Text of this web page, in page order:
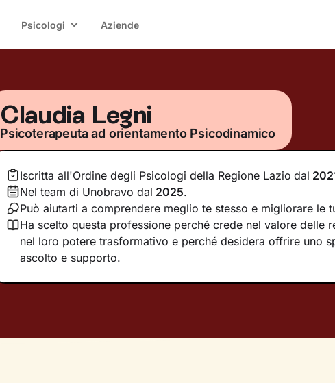
Psicologi Aziende
Claudia Legni
Psicoterapeuta ad orientamento Psicodinamico
Iscritta all'Ordine degli Psicologi della Regione Lazio dal
Nel team di Unobravo dal 2025.
Può aiutarti a comprendere meglio te stesso e migliorare le
Ha scelto questa professione perché crede nel valore delle
nel loro potere trasformativo e perché desidera offrire uno
ascolto e supporto.